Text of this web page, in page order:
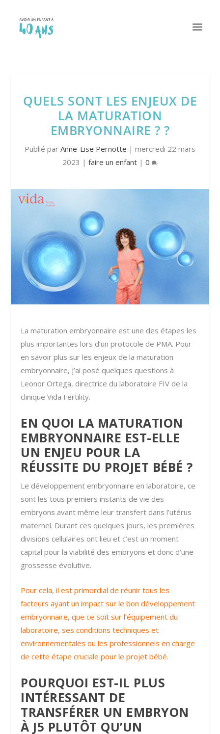
QUELS SONT LES ENJEUX DE
LA MATURATION
EMBRYONNAIRE ? ?
Publié par Anne-Lise Pernotte | mercredi 22 mars
2023 | faire un enfant | 0
La maturation embryonnaire est une des étapes les
plus importantes lors d’un protocole de PMA. Pour
en savoir plus sur les enjeux de la maturation
embryonnaire, j’ai posé quelques questions à
Leonor Ortega, directrice du laboratoire FIV de la
clinique Vida Fertility.
EN QUOI LA MATURATION
EMBRYONNAIRE EST-ELLE
UN ENJEU POUR LA
RÉUSSITE DU PROJET BÉBÉ ?
Le développement embryonnaire en laboratoire, ce
sont les tous premiers instants de vie des
embryons avant même leur transfert dans l’utérus
maternel. Durant ces quelques jours, les premières
divisions cellulaires ont lieu et c’est un moment
capital pour la viabilité des embryons et donc d’une
grossesse évolutive.
Pour cela, il est primordial de réunir tous les
facteurs ayant un impact sur le bon développement
embryonnaire, que ce soit sur l’équipement du
laboratoire, ses conditions techniques et
environnementales ou les professionnels en charge
de cette étape cruciale pour le projet bébé.
POURQUOI EST-IL PLUS
INTÉRESSANT DE
TRANSFÉRER UN EMBRYON
À J5 PLUTÔT QU’UN